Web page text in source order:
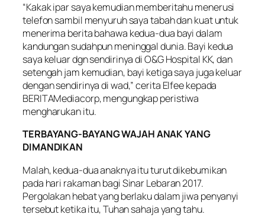
“Kakak ipar saya kemudian memberitahu menerusi
telefon sambil menyuruh saya tabah dan kuat untuk
menerima berita bahawa kedua-dua bayi dalam
kandungan sudahpun meninggal dunia. Bayi kedua
saya keluar dgn sendirinya di O&G Hospital KK, dan
setengah jam kemudian, bayi ketiga saya juga keluar
dengan sendirinya di wad,” cerita Elfee kepada
BERITAMediacorp, mengungkap peristiwa
mengharukan itu.
TERBAYANG-BAYANG WAJAH ANAK YANG
DIMANDIKAN
Malah, kedua-dua anaknya itu turut dikebumikan
pada hari rakaman bagi Sinar Lebaran 2017.
Pergolakan hebat yang berlaku dalam jiwa penyanyi
tersebut ketika itu, Tuhan sahaja yang tahu.